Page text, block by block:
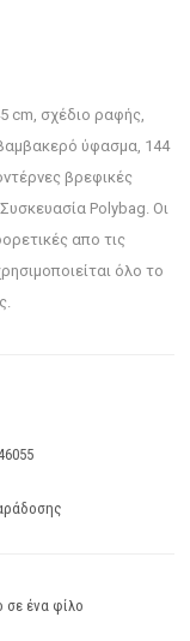
cm, σχέδιο ραφής,
ύφασμα, 144
βρεφικές
Polybag. Οι
απο τις
όλο το
σε ένα φίλο